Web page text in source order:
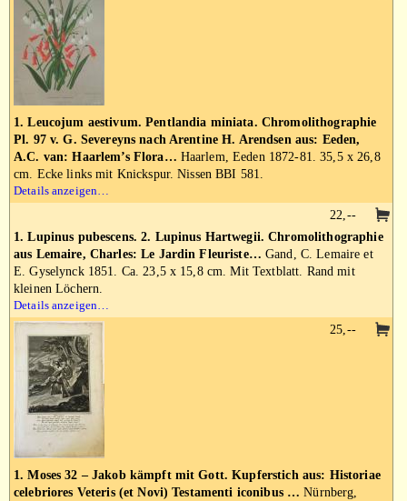
1. Leucojum aestivum. Pentlandia miniata. Chromolithographie
Pl. 97 v. G. Severeyns nach Arentine H. Arendsen aus: Eeden,
A.C. van: Haarlem’s Flora… Haarlem, Eeden 1872-81. 35,5 x 26,8
cm. Ecke links mit Knickspur. Nissen BBI 581.
Details anzeigen…
1. Lupinus pubescens. 2. Lupinus Hartwegii. Chromolithographie
aus Lemaire, Charles: Le Jardin Fleuriste… Gand, C. Lemaire et
E. Gyselynck 1851. Ca. 23,5 x 15,8 cm. Mit Textblatt. Rand mit
kleinen Löchern.
Details anzeigen…
22,--
1. Moses 32 – Jakob kämpft mit Gott. Kupferstich aus: Historiae
celebriores Veteris (et Novi) Testamenti iconibus … Nürnberg,
25,--